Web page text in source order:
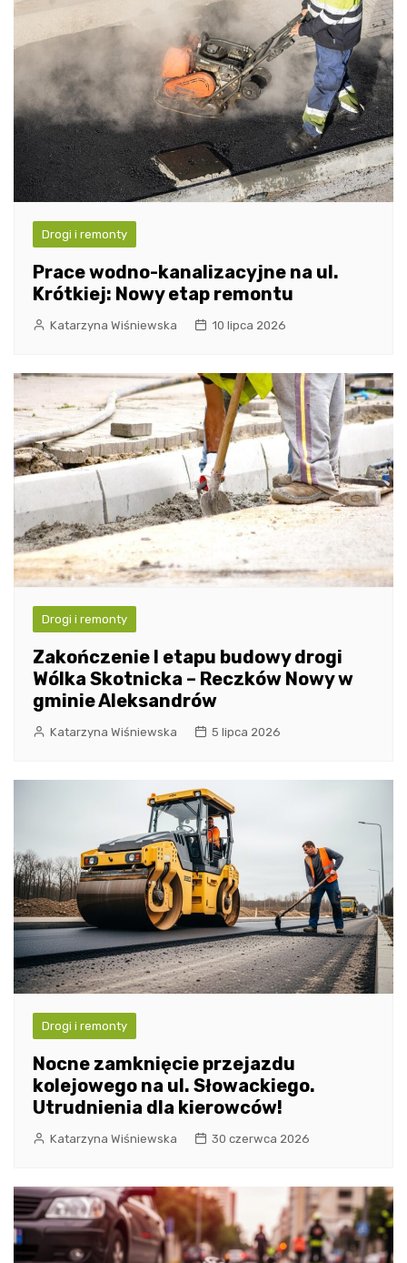
Drogi i remonty
Prace wodno-kanalizacyjne na ul.
Krótkiej: Nowy etap remontu
Katarzyna Wiśniewska 10 lipca 2026
Drogi i remonty
Zakończenie I etapu budowy drogi
Wólka Skotnicka – Reczków Nowy w
gminie Aleksandrów
Katarzyna Wiśniewska 5 lipca 2026
Drogi i remonty
Nocne zamknięcie przejazdu
kolejowego na ul. Słowackiego.
Utrudnienia dla kierowców!
Katarzyna Wiśniewska 30 czerwca 2026